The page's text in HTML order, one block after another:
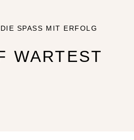
SPASS MIT ERFOLG
WARTEST